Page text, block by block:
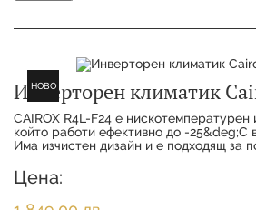
НОВО
Инверторен климатик
CAIROX R4L-F24 е нискотемпературен
който работи ефективно до -25&deg;С
Има изчистен дизайн и е подходящ за
Цена: